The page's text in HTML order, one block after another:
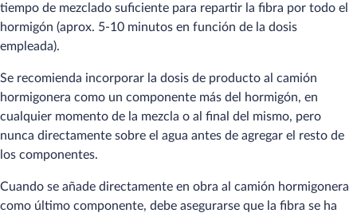
tiempo de mezclado suficiente para repartir la fibra por todo el
hormigón (aprox. 5-10 minutos en función de la dosis
empleada).
Se recomienda incorporar la dosis de producto al camión
hormigonera como un componente más del hormigón, en
cualquier momento de la mezcla o al final del mismo, pero
nunca directamente sobre el agua antes de agregar el resto de
los componentes.
Cuando se añade directamente en obra al camión hormigonera
como último componente, debe asegurarse que la fibra se ha